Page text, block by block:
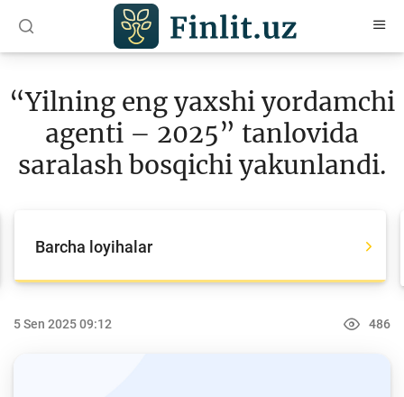
Maqolalar
O‘quv qo‘llanmalar
“Yilning eng yaxshi yordamchi
agenti – 2025” tanlovida
saralash bosqichi yakunlandi.
Barcha loyihalar
5 Sen 2025 09:12 486